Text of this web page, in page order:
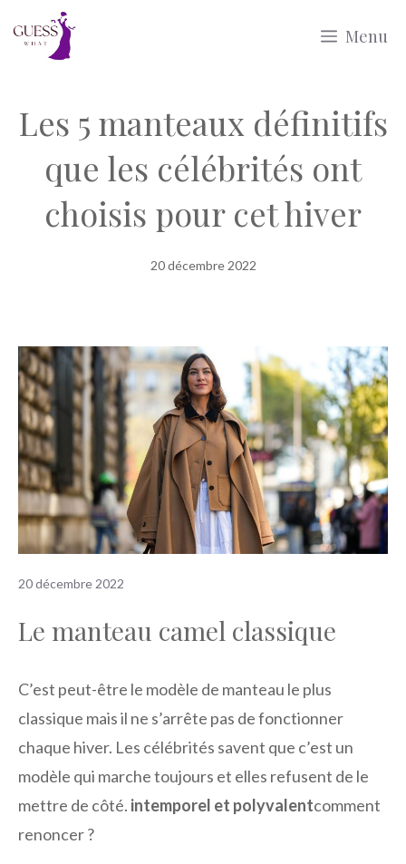
Menu
Les 5 manteaux définitifs
que les célébrités ont
choisis pour cet hiver
20 décembre 2022
20 décembre 2022
Le manteau camel classique
C’est peut-être le modèle de manteau le plus
classique mais il ne s’arrête pas de fonctionner
chaque hiver. Les célébrités savent que c’est un
modèle qui marche toujours et elles refusent de le
mettre de côté. intemporel et polyvalentcomment
renoncer ?